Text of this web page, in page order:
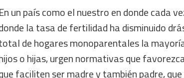
En un país como el nuestro en donde cada
la tasa de fertilidad ha disminuido
de hogares monoparentales la
o hijas, urgen normativas que
faciliten ser madre y también padre,